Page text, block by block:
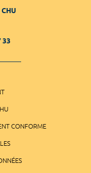
33
CONFORME